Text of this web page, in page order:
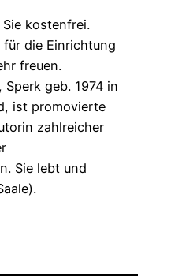
kostenfrei.
für die Einrichtung
freuen.
geb. 1974 in
ist promovierte
zahlreicher
Sie lebt und